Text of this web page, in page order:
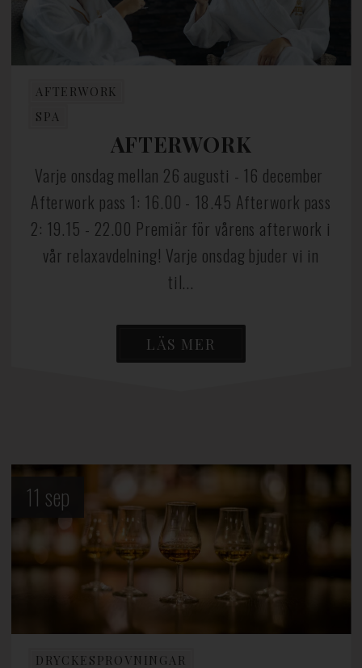
AFTERWORK
SPA
AFTERWORK
Varje onsdag mellan 26 augusti - 16 december
Afterwork pass 1: 16.00 - 18.45 Afterwork pass
2: 19.15 - 22.00 Premiär för vårens afterwork i
vår relaxavdelning! Varje onsdag bjuder vi in
til...
LÄS MER
11 sep
DRYCKESPROVNINGAR